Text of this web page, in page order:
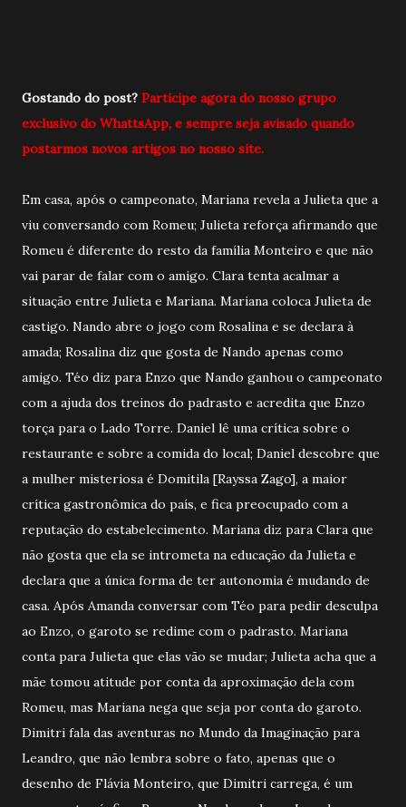
Gostando do post? Participe agora do nosso grupo
exclusivo do WhattsApp, e sempre seja avisado quando
postarmos novos artigos no nosso site.
Em casa, após o campeonato, Mariana revela a Julieta que a
viu conversando com Romeu; Julieta reforça afirmando que
Romeu é diferente do resto da família Monteiro e que não
vai parar de falar com o amigo. Clara tenta acalmar a
situação entre Julieta e Mariana. Mariana coloca Julieta de
castigo. Nando abre o jogo com Rosalina e se declara à
amada; Rosalina diz que gosta de Nando apenas como
amigo. Téo diz para Enzo que Nando ganhou o campeonato
com a ajuda dos treinos do padrasto e acredita que Enzo
torça para o Lado Torre. Daniel lê uma crítica sobre o
restaurante e sobre a comida do local; Daniel descobre que
a mulher misteriosa é Domitila [Rayssa Zago], a maior
crítica gastronômica do país, e fica preocupado com a
reputação do estabelecimento. Mariana diz para Clara que
não gosta que ela se intrometa na educação da Julieta e
declara que a única forma de ter autonomia é mudando de
casa. Após Amanda conversar com Téo para pedir desculpa
ao Enzo, o garoto se redime com o padrasto. Mariana
conta para Julieta que elas vão se mudar; Julieta acha que a
mãe tomou atitude por conta da aproximação dela com
Romeu, mas Mariana nega que seja por conta do garoto.
Dimitri fala das aventuras no Mundo da Imaginação para
Leandro, que não lembra sobre o fato, apenas que o
desenho de Flávia Monteiro, que Dimitri carrega, é um